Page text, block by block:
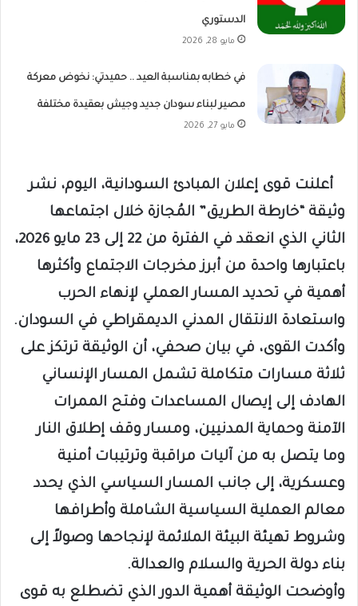
الدستوري
مايو 28, 2026
في خطابه بمناسبة العيد .. حميدتي: نخوض معركة
مصير لبناء سودان جديد وجيش بعقيدة مختلفة
مايو 27, 2026
أعلنت قوى إعلان المبادئ السودانية، اليوم، نشر
وثيقة “خارطة الطريق” المُجازة خلال اجتماعها
الثاني الذي انعقد في الفترة من 22 إلى 23 مايو 2026،
باعتبارها واحدة من أبرز مخرجات الاجتماع وأكثرها
أهمية في تحديد المسار العملي لإنهاء الحرب
واستعادة الانتقال المدني الديمقراطي في السودان.
وأكدت القوى، في بيان صحفي، أن الوثيقة ترتكز على
ثلاثة مسارات متكاملة تشمل المسار الإنساني
الهادف إلى إيصال المساعدات وفتح الممرات
الآمنة وحماية المدنيين، ومسار وقف إطلاق النار
وما يتصل به من آليات مراقبة وترتيبات أمنية
وعسكرية، إلى جانب المسار السياسي الذي يحدد
معالم العملية السياسية الشاملة وأطرافها
وشروط تهيئة البيئة الملائمة لإنجاحها وصولاً إلى
بناء دولة الحرية والسلام والعدالة.
وأوضحت الوثيقة أهمية الدور الذي تضطلع به قوى